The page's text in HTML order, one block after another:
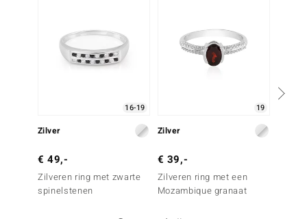
16-19
Zilver
€ 49,-
Zilveren ring met zwarte
spinelstenen
19
Zilver
€ 39,-
Zilveren ring met een
Mozambique granaat